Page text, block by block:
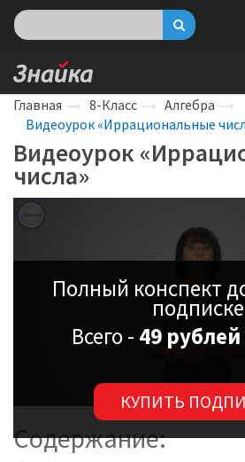
Главная 8-Класс
Алгебра
Видеоурок «Иррациональные
Видеоурок
числа»
Полный конспект
подписке
Всего - 49 рублей
КУПИТЬ
Содержание: